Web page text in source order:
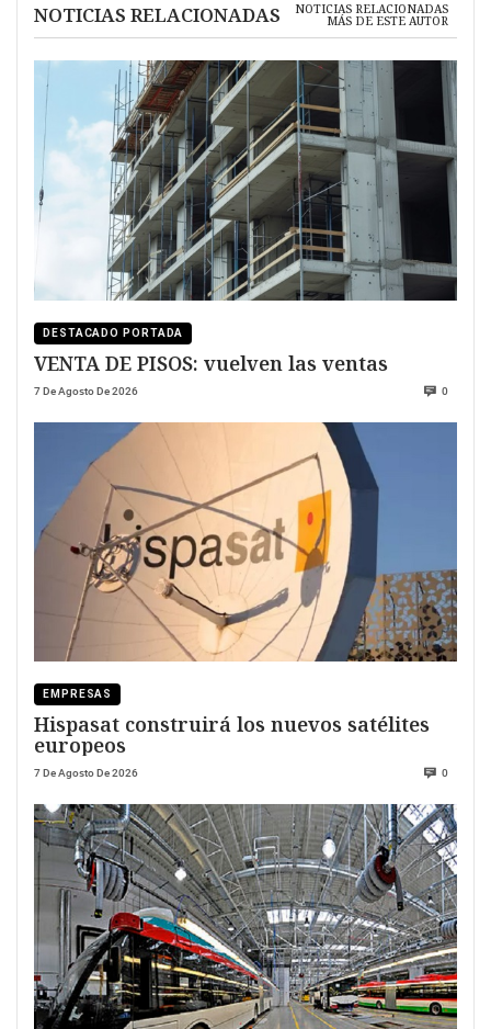
NOTICIAS RELACIONADAS NOTICIAS RELACIONADAS
MÁS DE ESTE AUTOR
DESTACADO PORTADA
VENTA DE PISOS: vuelven las ventas
7 De Agosto De 2026 0
EMPRESAS
Hispasat construirá los nuevos satélites
europeos
7 De Agosto De 2026 0